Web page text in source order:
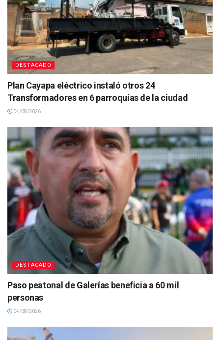
DESTACADO
Plan Cayapa eléctrico instaló otros 24
Transformadores en 6 parroquias de la ciudad
04/08/2026
DESTACADO
Paso peatonal de Galerías beneficia a 60 mil
personas
04/08/2026